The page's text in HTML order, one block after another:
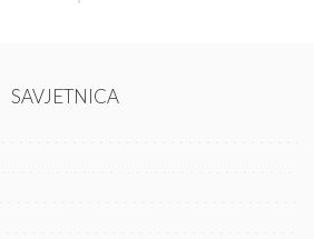
SAVJETNICA